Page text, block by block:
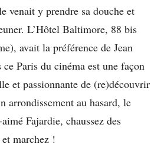
venait y prendre sa douche et
L’Hôtel Baltimore, 88 bis
avait la préférence de Jean
Paris du cinéma est une façon
et passionnante de (re)découvrir
arrondissement au hasard, le
Fajardie, chaussez des
marchez !